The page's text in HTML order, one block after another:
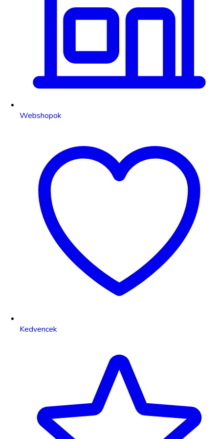
Webshopok
Kedvencek